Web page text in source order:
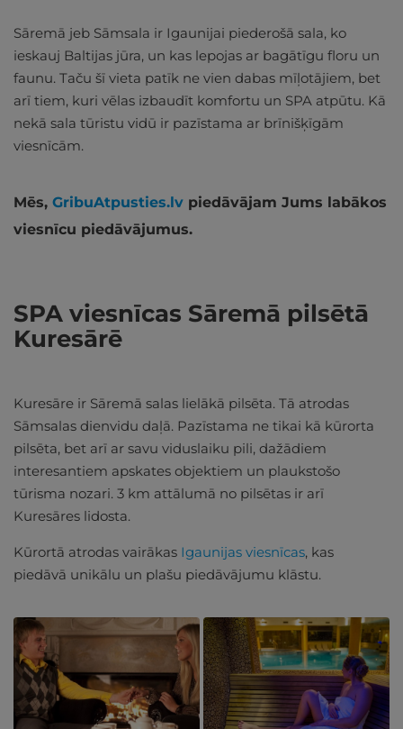
Sāremā jeb Sāmsala ir Igaunijai piederošā sala, ko
ieskauj Baltijas jūra, un kas lepojas ar bagātīgu floru un
faunu. Taču šī vieta patīk ne vien dabas mīļotājiem, bet
arī tiem, kuri vēlas izbaudīt komfortu un SPA atpūtu. Kā
nekā sala tūristu vidū ir pazīstama ar brīnišķīgām
viesnīcām.
Mēs, GribuAtpusties.lv piedāvājam Jums labākos
viesnīcu piedāvājumus.
SPA viesnīcas Sāremā pilsētā
Kuresārē
Kuresāre ir Sāremā salas lielākā pilsēta. Tā atrodas
Sāmsalas dienvidu daļā. Pazīstama ne tikai kā kūrorta
pilsēta, bet arī ar savu viduslaiku pili, dažādiem
interesantiem apskates objektiem un plaukstošo
tūrisma nozari. 3 km attālumā no pilsētas ir arī
Kuresāres lidosta.
Kūrortā atrodas vairākas Igaunijas viesnīcas, kas
piedāvā unikālu un plašu piedāvājumu klāstu.